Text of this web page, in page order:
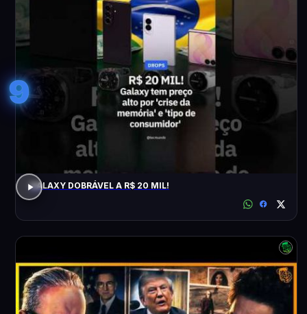
9
GALAXY DOBRÁVEL A R$ 20 MIL!